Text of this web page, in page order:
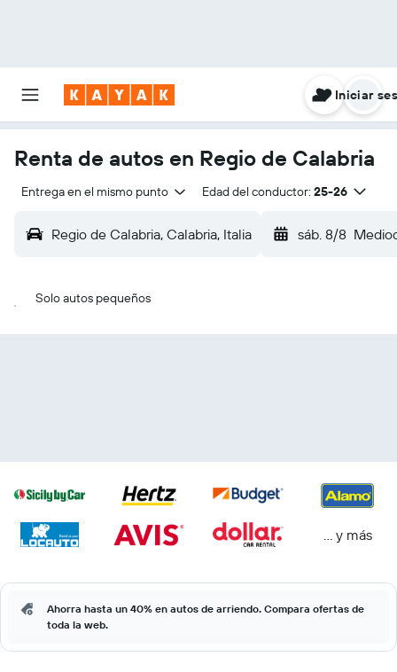
Iniciar
Renta de autos en Regio de Calabria
Entrega en el mismo punto Edad del conductor: 25-26
Regio de Calabria, Calabria, Italia sáb. 8/8
Solo autos pequeños
… y más
Ahorra hasta un 40% en autos de arriendo. Compara ofertas de
toda la web.